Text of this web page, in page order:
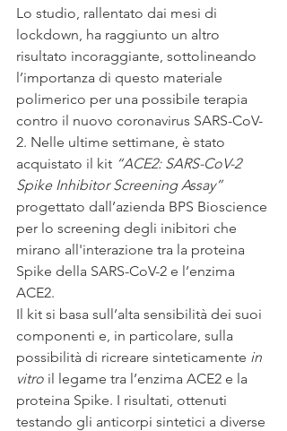
Lo studio, rallentato dai mesi di
lockdown, ha raggiunto un altro
risultato incoraggiante, sottolineando
l’importanza di questo materiale
polimerico per una possibile terapia
contro il nuovo coronavirus SARS-CoV-
2. Nelle ultime settimane, è stato
acquistato il kit “ACE2: SARS-CoV-2
Spike Inhibitor Screening Assay”
progettato dall’azienda BPS Bioscience
per lo screening degli inibitori che
mirano all'interazione tra la proteina
Spike della SARS-CoV-2 e l’enzima
ACE2.
Il kit si basa sull’alta sensibilità dei suoi
componenti e, in particolare, sulla
possibilità di ricreare sinteticamente in
vitro il legame tra l’enzima ACE2 e la
proteina Spike. I risultati, ottenuti
testando gli anticorpi sintetici a diverse